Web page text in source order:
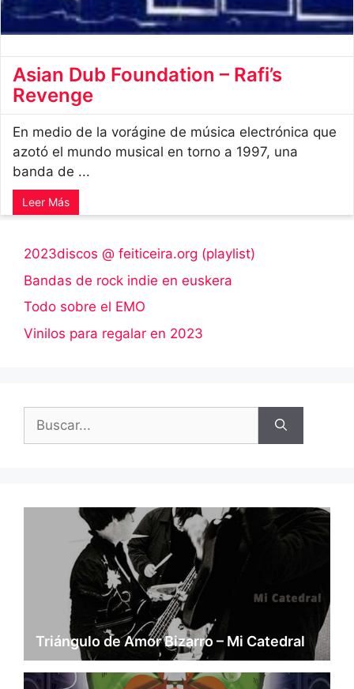
Asian Dub Foundation – Rafi’s
Revenge
En medio de la vorágine de música electrónica que
azotó el mundo musical en torno a 1997, una
banda de ...
Leer Más
2023discos @ feiticeira.org (playlist)
Bandas de rock indie en euskera
Todo sobre el EMO
Vinilos para regalar en 2023
Triángulo de Amor Bizarro – Mi Catedral